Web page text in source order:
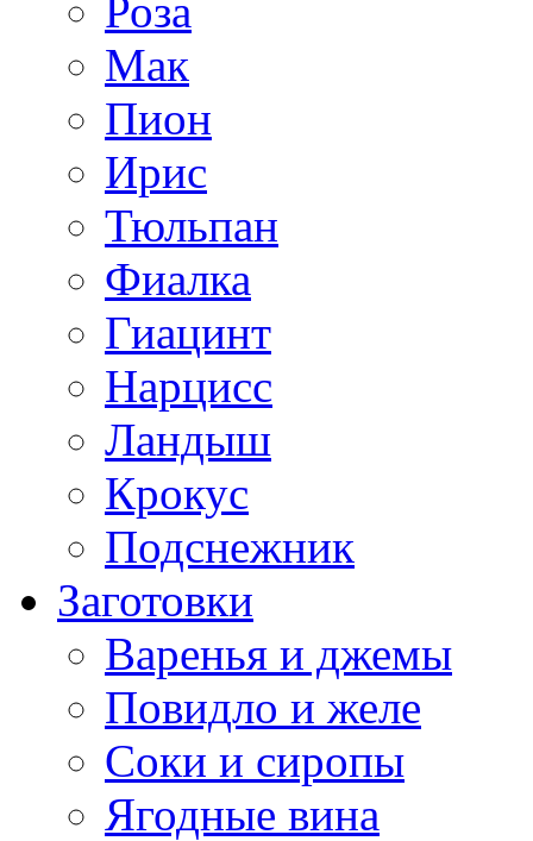
Роза
Мак
Пион
Ирис
Тюльпан
Фиалка
Гиацинт
Нарцисс
Ландыш
Крокус
Подснежник
Заготовки
Варенья и джемы
Повидло и желе
Соки и сиропы
Ягодные вина